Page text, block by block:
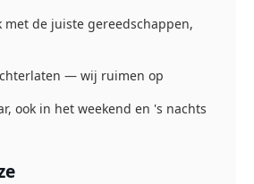
met de juiste gereedschappen,
— wij ruimen op
ook in het weekend en 's nachts